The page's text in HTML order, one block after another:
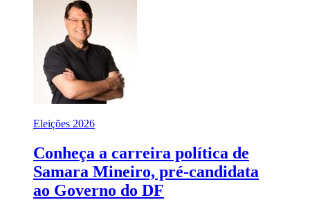
Eleições 2026
Conheça a carreira política de
Samara Mineiro, pré-candidata
ao Governo do DF